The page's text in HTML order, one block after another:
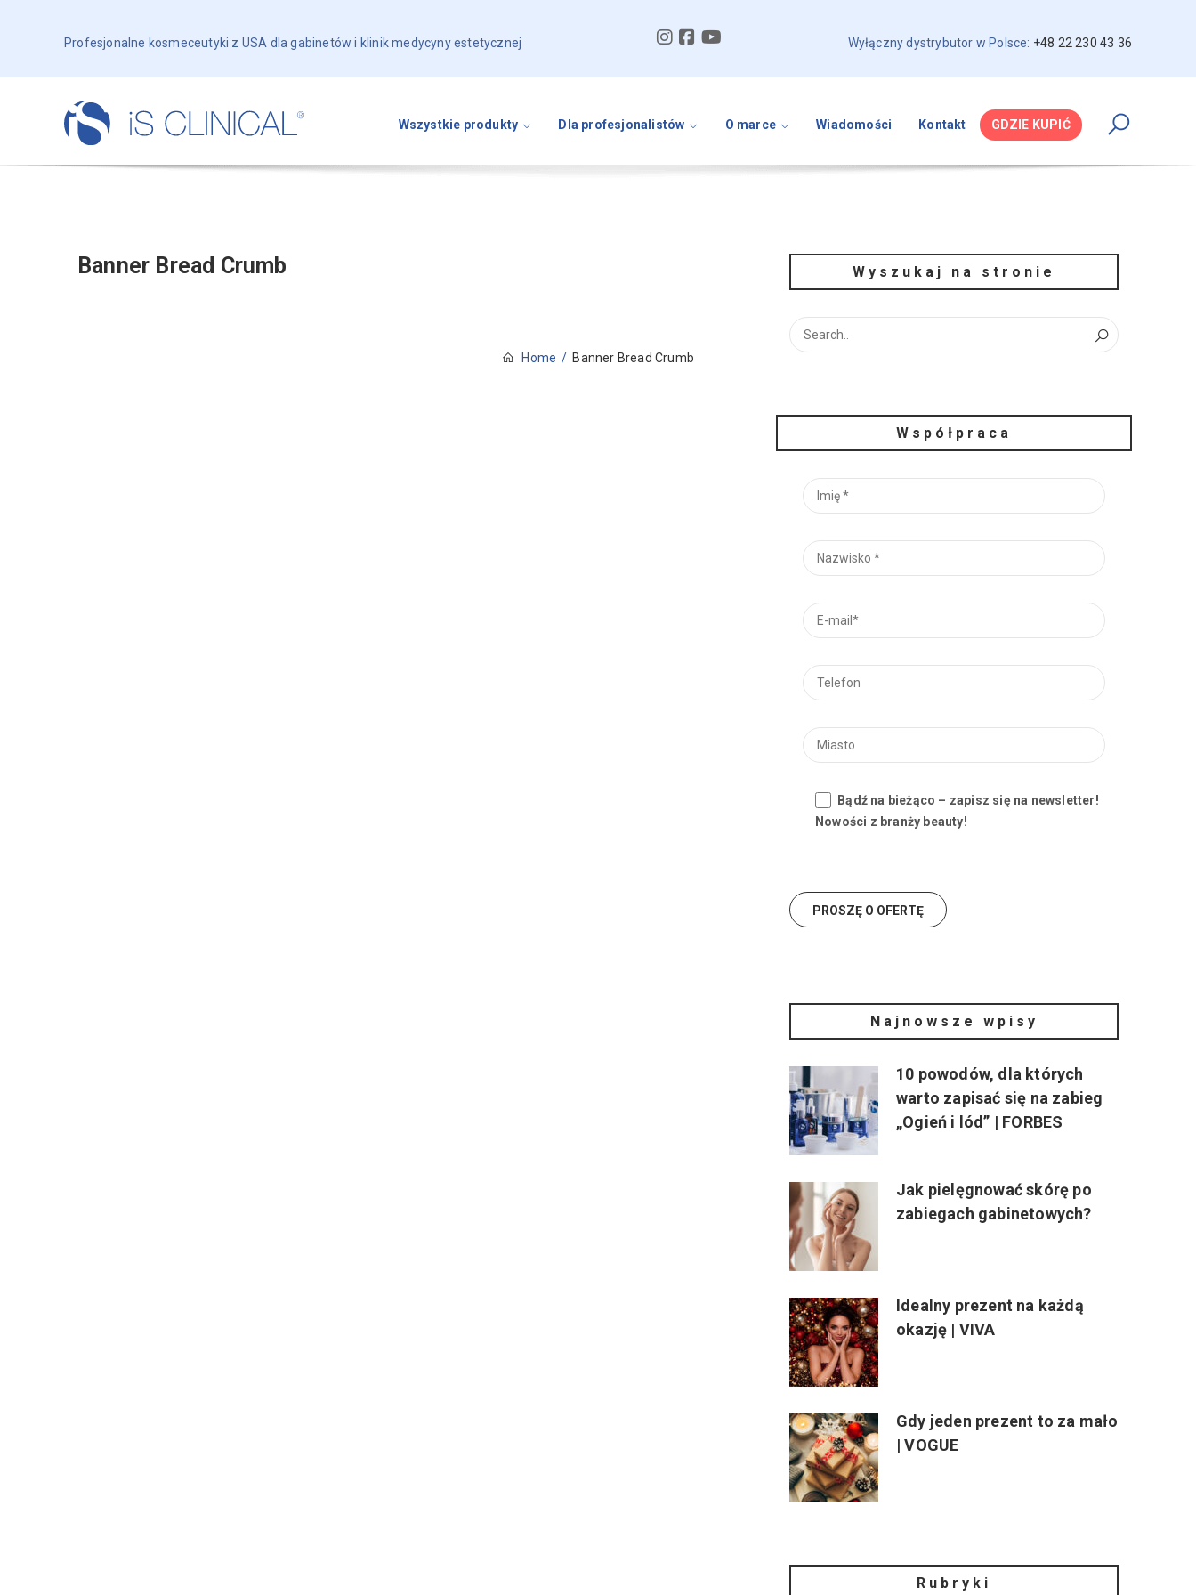
Profesjonalne kosmeceutyki z USA dla gabinetów i klinik medycyny estetycznej Wyłączny dystrybutor w Polsce: +48 22 230 43 36
Wszystkie produkty Dla profesjonalistów O marce Wiadomości Kontakt GDZIE KUPIĆ
Banner Bread Crumb
Home Banner Bread Crumb
Wyszukaj na stronie
Współpraca
Bądź na bieżąco – zapisz się na newsletter!
Nowości z branży beauty!
Najnowsze wpisy
10 powodów, dla których
warto zapisać się na zabieg
„Ogień i lód” | FORBES
Jak pielęgnować skórę po
zabiegach gabinetowych?
Idealny prezent na każdą
okazję | VIVA
Gdy jeden prezent to za mało
| VOGUE
Rubryki